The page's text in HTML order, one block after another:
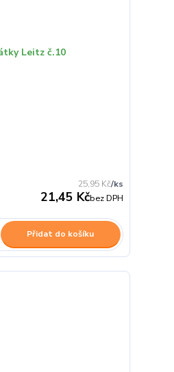
25,95 Kč/ks
21,45 Kčbez DPH
Přidat do košíku